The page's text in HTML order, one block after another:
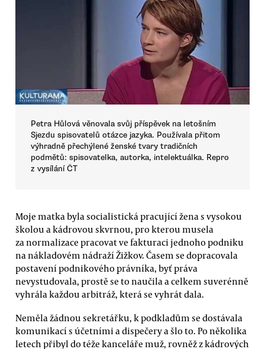
Petra Hůlová věnovala svůj příspěvek na letošním
Sjezdu spisovatelů otázce jazyka. Používala přitom
výhradně přechýlené ženské tvary tradičních
podmětů: spisovatelka, autorka, intelektuálka. Repro
z vysílání ČT
Moje matka byla socialistická pracující žena s vysokou
školou a kádrovou skvrnou, pro kterou musela
za normalizace pracovat ve fakturaci jednoho podniku
na nákladovém nádraží Žižkov. Časem se dopracovala
postavení podnikového právníka, byť práva
nevystudovala, prostě se to naučila a celkem suverénně
vyhrála každou arbitráž, která se vyhrát dala.
Neměla žádnou sekretářku, k podkladům se dostávala
komunikací s účetními a dispečery a šlo to. Po několika
letech přibyl do téže kanceláře muž, rovněž z kádrových